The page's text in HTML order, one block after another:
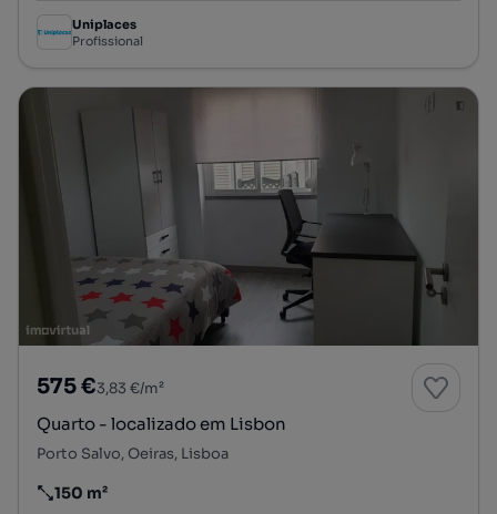
Uniplaces
Profissional
575 €3,83 €/m²
Quarto - localizado em Lisbon
Porto Salvo, Oeiras, Lisboa
Preço por metro quadrado
150 m²